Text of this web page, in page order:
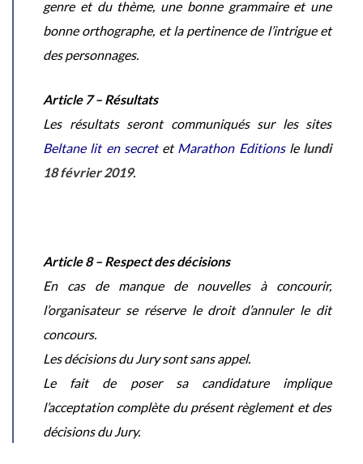
genre et du thème, une bonne grammaire et une
bonne orthographe, et la pertinence de l’intrigue et
des personnages.
Article 7 – Résultats
Les résultats seront communiqués sur les sites
Beltane lit en secretet Marathon Editionsle lundi
18 février 2019.
Article 8 – Respect des décisions
En cas de manque de nouvelles à concourir,
l’organisateur se réserve le droit d’annuler le dit
concours.
Les décisions du Jury sont sans appel.
Le fait de poser sa candidature implique
l’acceptation complète du présent règlement et des
décisions du Jury.